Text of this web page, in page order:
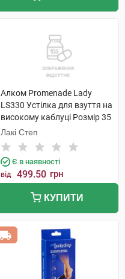
Алком Promenade Lady
LS330 Устілка для взуття на
високому каблуці Розмір 35
1 пара
Лакі Степ
Є в наявності
від 499.50 грн
КУПИТИ